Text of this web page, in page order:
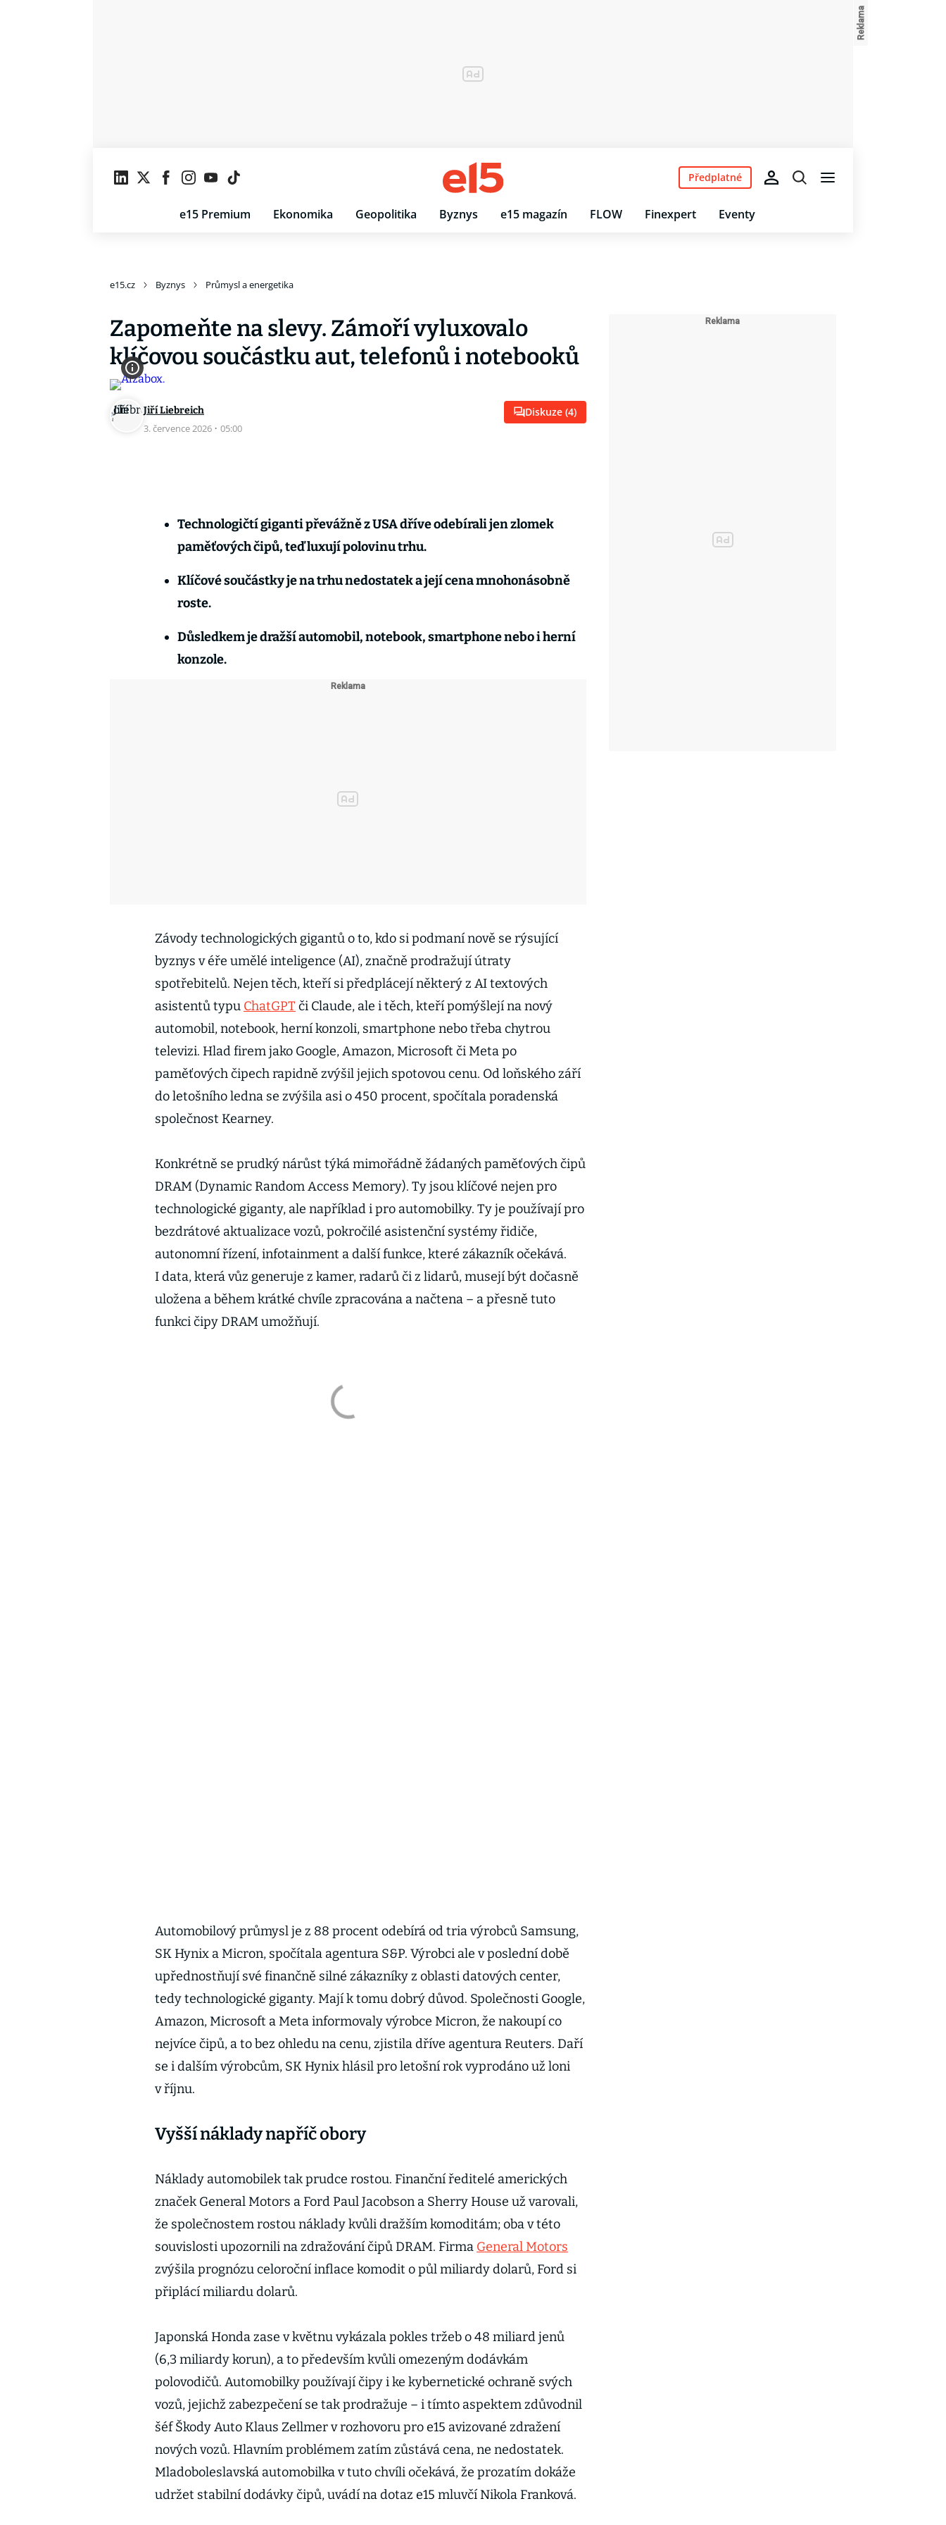
e15 Premium Ekonomika Geopolitika Byznys e15 magazín FLOW Finexpert Eventy
Předplatné
e15.cz Byznys Průmysl a energetika
Zapomeňte na slevy. Zámoří vyluxovalo
klíčovou součástku aut, telefonů i notebooků
Jiří Liebreich
3. července 2026 · 05:00
Diskuze (4)
Technologičtí giganti převážně z USA dříve odebírali jen zlomek
paměťových čipů, teď luxují polovinu trhu.
Klíčové součástky je na trhu nedostatek a její cena mnohonásobně
roste.
Důsledkem je dražší automobil, notebook, smartphone nebo i herní
konzole.
Závody technologických gigantů o to, kdo si podmaní nově se rýsující
byznys v éře umělé inteligence (AI), značně prodražují útraty
spotřebitelů. Nejen těch, kteří si předplácejí některý z AI textových
asistentů typu ChatGPT či Claude, ale i těch, kteří pomýšlejí na nový
automobil, notebook, herní konzoli, smartphone nebo třeba chytrou
televizi. Hlad firem jako Google, Amazon, Microsoft či Meta po
paměťových čipech rapidně zvýšil jejich spotovou cenu. Od loňského září
do letošního ledna se zvýšila asi o 450 procent, spočítala poradenská
společnost Kearney.
Konkrétně se prudký nárůst týká mimořádně žádaných paměťových čipů
DRAM (Dynamic Random Access Memory). Ty jsou klíčové nejen pro
technologické giganty, ale například i pro automobilky. Ty je používají pro
bezdrátové aktualizace vozů, pokročilé asistenční systémy řidiče,
autonomní řízení, infotainment a další funkce, které zákazník očekává.
I data, která vůz generuje z kamer, radarů či z lidarů, musejí být dočasně
uložena a během krátké chvíle zpracována a načtena – a přesně tuto
funkci čipy DRAM umožňují.
Automobilový průmysl je z 88 procent odebírá od tria výrobců Samsung,
SK Hynix a Micron, spočítala agentura S&P. Výrobci ale v poslední době
upřednostňují své finančně silné zákazníky z oblasti datových center,
tedy technologické giganty. Mají k tomu dobrý důvod. Společnosti Google,
Amazon, Microsoft a Meta informovaly výrobce Micron, že nakoupí co
nejvíce čipů, a to bez ohledu na cenu, zjistila dříve agentura Reuters. Daří
se i dalším výrobcům, SK Hynix hlásil pro letošní rok vyprodáno už loni
v říjnu.
Vyšší náklady napříč obory
Náklady automobilek tak prudce rostou. Finanční ředitelé amerických
značek General Motors a Ford Paul Jacobson a Sherry House už varovali,
že společnostem rostou náklady kvůli dražším komoditám; oba v této
souvislosti upozornili na zdražování čipů DRAM. Firma General Motors
zvýšila prognózu celoroční inflace komodit o půl miliardy dolarů, Ford si
připlácí miliardu dolarů.
Japonská Honda zase v květnu vykázala pokles tržeb o 48 miliard jenů
(6,3 miliardy korun), a to především kvůli omezeným dodávkám
polovodičů. Automobilky používají čipy i ke kybernetické ochraně svých
vozů, jejichž zabezpečení se tak prodražuje – i tímto aspektem zdůvodnil
šéf Škody Auto Klaus Zellmer v rozhovoru pro e15 avizované zdražení
nových vozů. Hlavním problémem zatím zůstává cena, ne nedostatek.
Mladoboleslavská automobilka v tuto chvíli očekává, že prozatím dokáže
udržet stabilní dodávky čipů, uvádí na dotaz e15 mluvčí Nikola Franková.